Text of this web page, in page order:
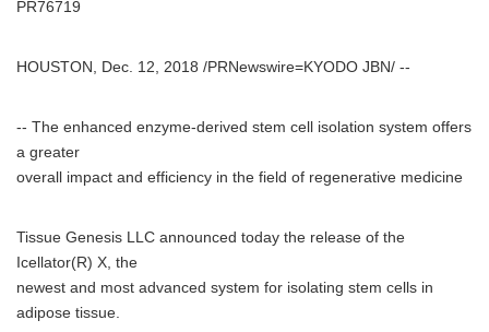
PR76719
HOUSTON, Dec. 12, 2018 /PRNewswire=KYODO JBN/ --
-- The enhanced enzyme-derived stem cell isolation system offers
a greater
overall impact and efficiency in the field of regenerative medicine
Tissue Genesis LLC announced today the release of the
Icellator(R) X, the
newest and most advanced system for isolating stem cells in
adipose tissue.